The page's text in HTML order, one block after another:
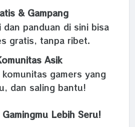
& Gampang
dan panduan di sini bisa
gratis, tanpa ribet.
Asik
gamers yang
dan saling bantu!
Lebih Seru!